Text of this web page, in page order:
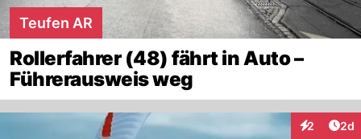
Teufen AR
Rollerfahrer (48) fährt in Auto –
Führerausweis weg
2 2d